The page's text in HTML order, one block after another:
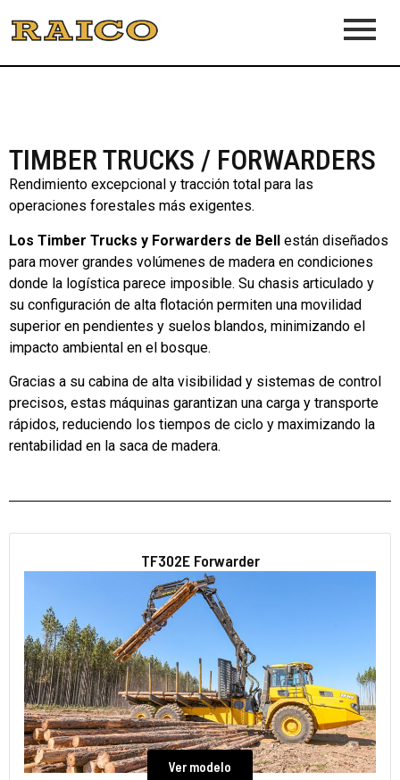
TIMBER TRUCKS / FORWARDERS
Rendimiento excepcional y tracción total para las
operaciones forestales más exigentes.
Los Timber Trucks y Forwarders de Bell están diseñados
para mover grandes volúmenes de madera en condiciones
donde la logística parece imposible. Su chasis articulado y
su configuración de alta flotación permiten una movilidad
superior en pendientes y suelos blandos, minimizando el
impacto ambiental en el bosque.
Gracias a su cabina de alta visibilidad y sistemas de control
precisos, estas máquinas garantizan una carga y transporte
rápidos, reduciendo los tiempos de ciclo y maximizando la
rentabilidad en la saca de madera.
TF302E Forwarder
Ver modelo